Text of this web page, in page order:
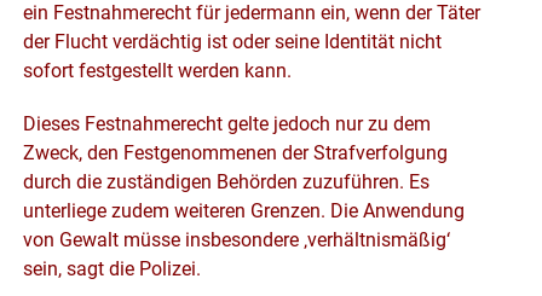
ein Festnahmerecht für jedermann ein, wenn der Täter
der Flucht verdächtig ist oder seine Identität nicht
sofort festgestellt werden kann.
Dieses Festnahmerecht gelte jedoch nur zu dem
Zweck, den Festgenommenen der Strafverfolgung
durch die zuständigen Behörden zuzuführen. Es
unterliege zudem weiteren Grenzen. Die Anwendung
von Gewalt müsse insbesondere ‚verhältnismäßig‘
sein, sagt die Polizei.